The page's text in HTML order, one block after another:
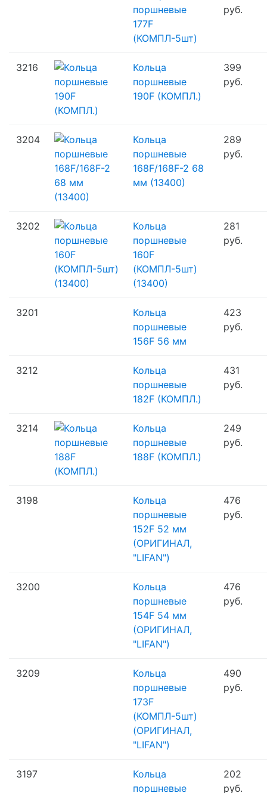
поршневые
177F
(КОМПЛ-5шт)
руб.
3216
Кольца
поршневые
190F (КОМПЛ.)
399
руб.
3204
Кольца
поршневые
168F/168F-2 68
мм (13400)
289
руб.
3202
Кольца
поршневые
160F
(КОМПЛ-5шт)
(13400)
281
руб.
3201
Кольца
поршневые
156F 56 мм
423
руб.
3212
Кольца
поршневые
182F (КОМПЛ.)
431
руб.
3214
Кольца
поршневые
188F (КОМПЛ.)
249
руб.
3198
Кольца
поршневые
152F 52 мм
(ОРИГИНАЛ,
"LIFAN")
476
руб.
3200
Кольца
поршневые
154F 54 мм
(ОРИГИНАЛ,
"LIFAN")
476
руб.
3209
Кольца
поршневые
173F
(КОМПЛ-5шт)
(ОРИГИНАЛ,
"LIFAN")
490
руб.
3197
Кольца
поршневые
202
руб.